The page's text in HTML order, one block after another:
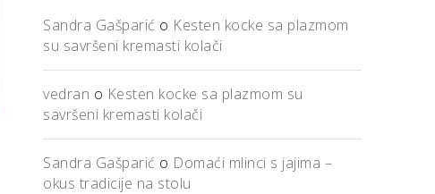
Sandra Gašparić o Kesten kocke sa plazmom
su savršeni kremasti kolači
vedran o Kesten kocke sa plazmom su
savršeni kremasti kolači
Sandra Gašparić o Domaći mlinci s jajima –
okus tradicije na stolu